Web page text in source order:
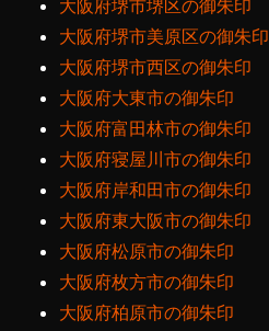
大阪府堺市堺区の御朱印
大阪府堺市美原区の御朱印
大阪府堺市西区の御朱印
大阪府大東市の御朱印
大阪府富田林市の御朱印
大阪府寝屋川市の御朱印
大阪府岸和田市の御朱印
大阪府東大阪市の御朱印
大阪府松原市の御朱印
大阪府枚方市の御朱印
大阪府柏原市の御朱印